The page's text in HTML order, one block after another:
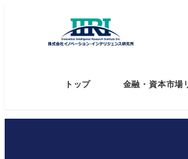
トップ 金融・資本市場